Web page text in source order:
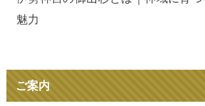
魅力
ご案内